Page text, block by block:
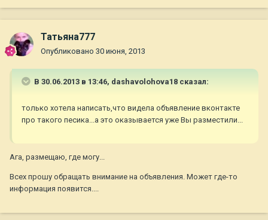
Татьяна777
Опубликовано 30 июня, 2013
В 30.06.2013 в 13:46, dashavolohova18 сказал:
только хотела написать,что видела объявление вконтакте
про такого песика...а это оказывается уже Вы разместили...
Ага, размещаю, где могу...
Всех прошу обращать внимание на объявления. Может где-то
информация появится....